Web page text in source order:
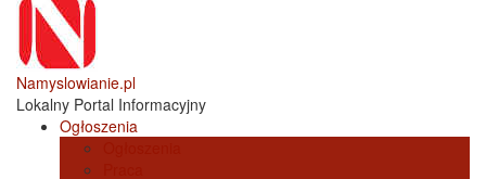
Namyslowianie.pl
Lokalny Portal Informacyjny
Ogłoszenia